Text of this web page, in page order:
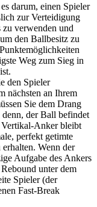
darum, einen Spieler
zur Verteidigung
zu verwenden und
den Ballbesitz zu
Weg zum Sieg in
den Spieler
nächsten an Ihrem
Sie dem Drang
denn, der Ball befindet
Anker bleibt
perfekt getimte
Wenn der
Aufgabe des Ankers
unter dem
Spieler (der
Fast-Break